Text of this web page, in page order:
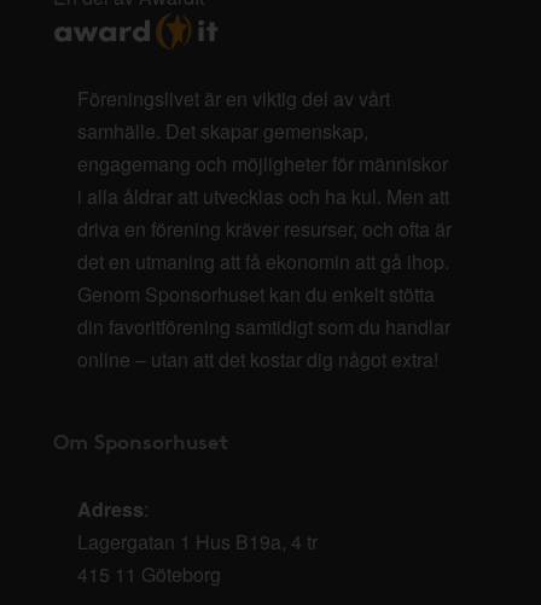
Föreningslivet är en viktig del av vårt
samhälle. Det skapar gemenskap,
engagemang och möjligheter för människor
i alla åldrar att utvecklas och ha kul. Men att
driva en förening kräver resurser, och ofta är
det en utmaning att få ekonomin att gå ihop.
Genom Sponsorhuset kan du enkelt stötta
din favoritförening samtidigt som du handlar
online – utan att det kostar dig något extra!
Om Sponsorhuset
Adress:
Lagergatan 1 Hus B19a, 4 tr
415 11 Göteborg